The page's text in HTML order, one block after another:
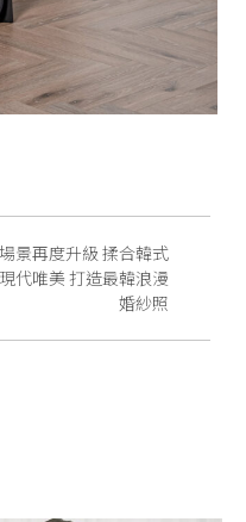
場景再度升級 揉合韓式
現代唯美 打造最韓浪漫
婚紗照